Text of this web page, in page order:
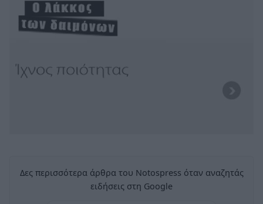
Δες περισσότερα άρθρα του Notospress όταν αναζητάς
ειδήσεις στη Google